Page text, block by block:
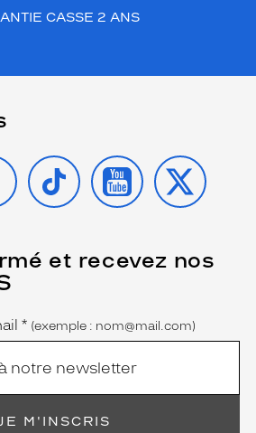
CASSE 2 ANS
TIKTOK YOUTUBE
X
et recevez nos
* (exemple : nom@mail.com)
M'INSCRIS